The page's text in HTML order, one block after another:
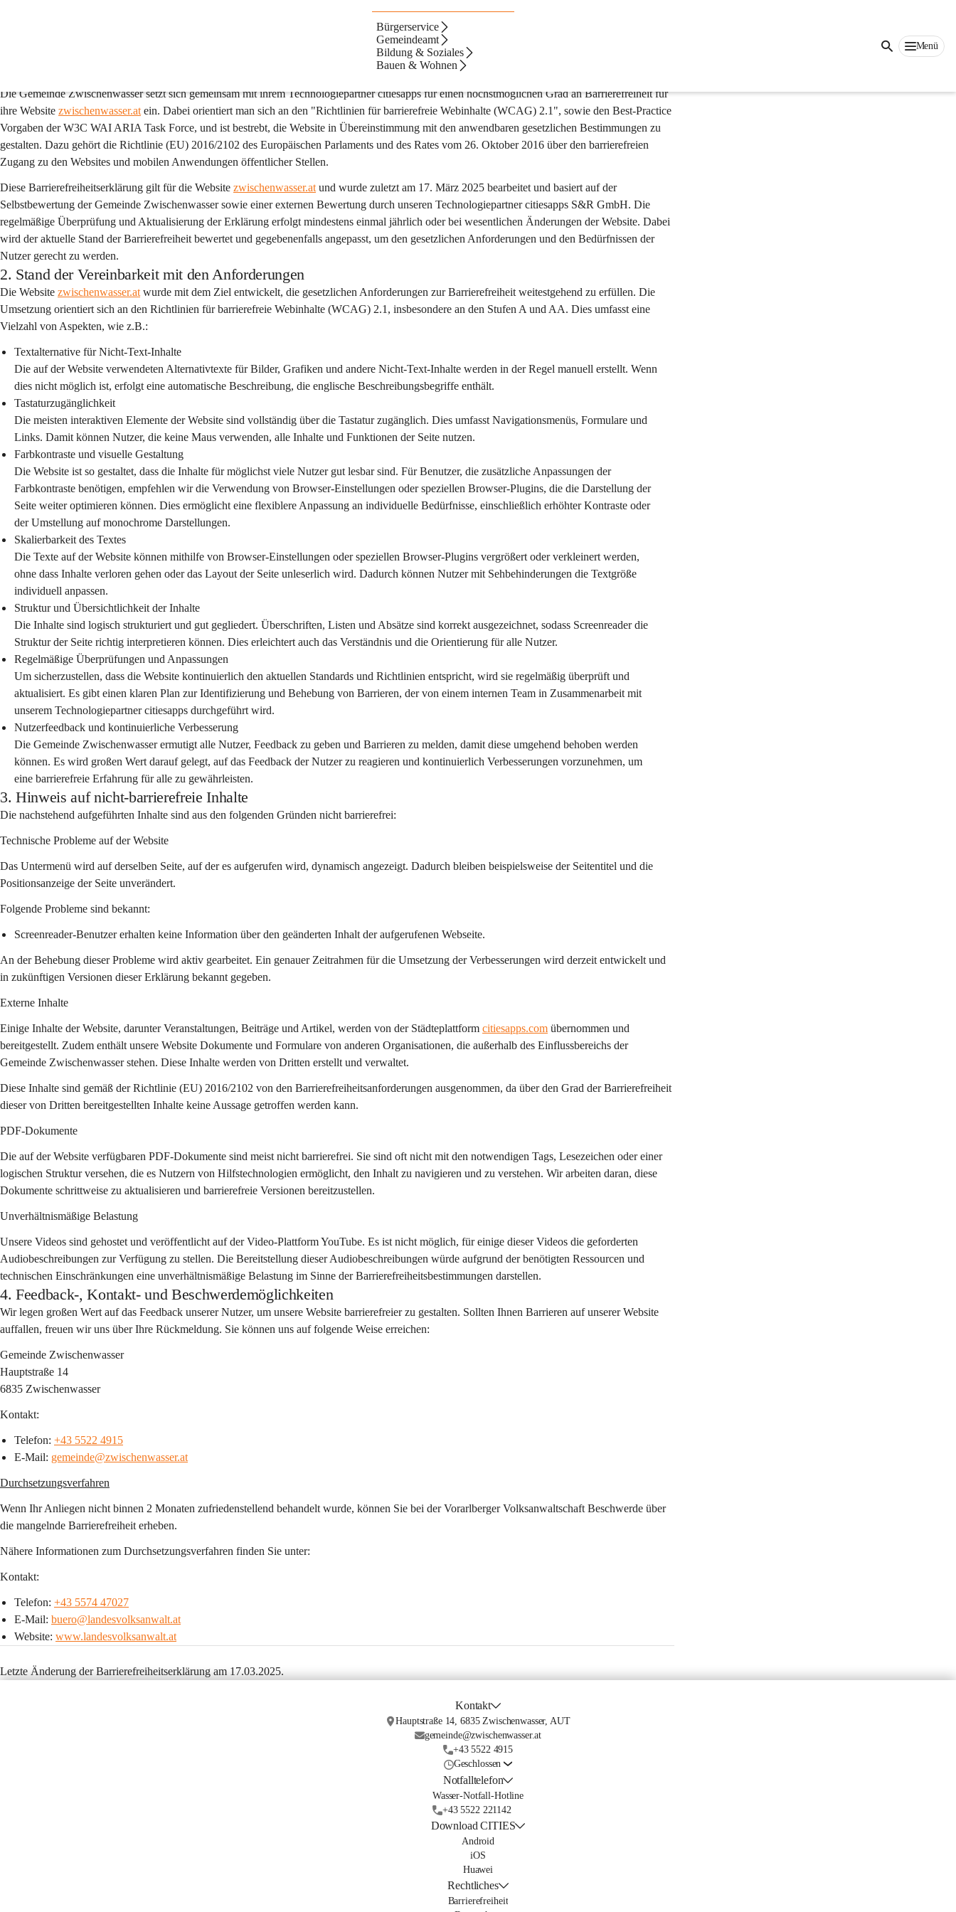
Bürgerservice
Gemeindeamt
Bildung & Soziales
Bauen & Wohnen
Menü
Die Gemeinde Zwischenwasser setzt sich gemeinsam mit ihrem Technologiepartner citiesapps für einen höchstmöglichen Grad an Barrierefreiheit für
ihre Website zwischenwasser.at ein. Dabei orientiert man sich an den "Richtlinien für barrierefreie Webinhalte (WCAG) 2.1", sowie den Best-Practice
Vorgaben der W3C WAI ARIA Task Force, und ist bestrebt, die Website in Übereinstimmung mit den anwendbaren gesetzlichen Bestimmungen zu
gestalten. Dazu gehört die Richtlinie (EU) 2016/2102 des Europäischen Parlaments und des Rates vom 26. Oktober 2016 über den barrierefreien
Zugang zu den Websites und mobilen Anwendungen öffentlicher Stellen.
Diese Barrierefreiheitserklärung gilt für die Website zwischenwasser.at und wurde zuletzt am 17. März 2025 bearbeitet und basiert auf der
Selbstbewertung der Gemeinde Zwischenwasser sowie einer externen Bewertung durch unseren Technologiepartner citiesapps S&R GmbH. Die
regelmäßige Überprüfung und Aktualisierung der Erklärung erfolgt mindestens einmal jährlich oder bei wesentlichen Änderungen der Website. Dabei
wird der aktuelle Stand der Barrierefreiheit bewertet und gegebenenfalls angepasst, um den gesetzlichen Anforderungen und den Bedürfnissen der
Nutzer gerecht zu werden.
2. Stand der Vereinbarkeit mit den Anforderungen
Die Website zwischenwasser.at wurde mit dem Ziel entwickelt, die gesetzlichen Anforderungen zur Barrierefreiheit weitestgehend zu erfüllen. Die
Umsetzung orientiert sich an den Richtlinien für barrierefreie Webinhalte (WCAG) 2.1, insbesondere an den Stufen A und AA. Dies umfasst eine
Vielzahl von Aspekten, wie z.B.:
Textalternative für Nicht-Text-Inhalte
Die auf der Website verwendeten Alternativtexte für Bilder, Grafiken und andere Nicht-Text-Inhalte werden in der Regel manuell erstellt. Wenn
dies nicht möglich ist, erfolgt eine automatische Beschreibung, die englische Beschreibungsbegriffe enthält.
Tastaturzugänglichkeit
Die meisten interaktiven Elemente der Website sind vollständig über die Tastatur zugänglich. Dies umfasst Navigationsmenüs, Formulare und
Links. Damit können Nutzer, die keine Maus verwenden, alle Inhalte und Funktionen der Seite nutzen.
Farbkontraste und visuelle Gestaltung
Die Website ist so gestaltet, dass die Inhalte für möglichst viele Nutzer gut lesbar sind. Für Benutzer, die zusätzliche Anpassungen der
Farbkontraste benötigen, empfehlen wir die Verwendung von Browser-Einstellungen oder speziellen Browser-Plugins, die die Darstellung der
Seite weiter optimieren können. Dies ermöglicht eine flexiblere Anpassung an individuelle Bedürfnisse, einschließlich erhöhter Kontraste oder
der Umstellung auf monochrome Darstellungen.
Skalierbarkeit des Textes
Die Texte auf der Website können mithilfe von Browser-Einstellungen oder speziellen Browser-Plugins vergrößert oder verkleinert werden,
ohne dass Inhalte verloren gehen oder das Layout der Seite unleserlich wird. Dadurch können Nutzer mit Sehbehinderungen die Textgröße
individuell anpassen.
Struktur und Übersichtlichkeit der Inhalte
Die Inhalte sind logisch strukturiert und gut gegliedert. Überschriften, Listen und Absätze sind korrekt ausgezeichnet, sodass Screenreader die
Struktur der Seite richtig interpretieren können. Dies erleichtert auch das Verständnis und die Orientierung für alle Nutzer.
Regelmäßige Überprüfungen und Anpassungen
Um sicherzustellen, dass die Website kontinuierlich den aktuellen Standards und Richtlinien entspricht, wird sie regelmäßig überprüft und
aktualisiert. Es gibt einen klaren Plan zur Identifizierung und Behebung von Barrieren, der von einem internen Team in Zusammenarbeit mit
unserem Technologiepartner citiesapps durchgeführt wird.
Nutzerfeedback und kontinuierliche Verbesserung
Die Gemeinde Zwischenwasser ermutigt alle Nutzer, Feedback zu geben und Barrieren zu melden, damit diese umgehend behoben werden
können. Es wird großen Wert darauf gelegt, auf das Feedback der Nutzer zu reagieren und kontinuierlich Verbesserungen vorzunehmen, um
eine barrierefreie Erfahrung für alle zu gewährleisten.
3. Hinweis auf nicht-barrierefreie Inhalte
Die nachstehend aufgeführten Inhalte sind aus den folgenden Gründen nicht barrierefrei:
Technische Probleme auf der Website
Das Untermenü wird auf derselben Seite, auf der es aufgerufen wird, dynamisch angezeigt. Dadurch bleiben beispielsweise der Seitentitel und die
Positionsanzeige der Seite unverändert.
Folgende Probleme sind bekannt:
Screenreader-Benutzer erhalten keine Information über den geänderten Inhalt der aufgerufenen Webseite.
An der Behebung dieser Probleme wird aktiv gearbeitet. Ein genauer Zeitrahmen für die Umsetzung der Verbesserungen wird derzeit entwickelt und
in zukünftigen Versionen dieser Erklärung bekannt gegeben.
Externe Inhalte
Einige Inhalte der Website, darunter Veranstaltungen, Beiträge und Artikel, werden von der Städteplattform citiesapps.com übernommen und
bereitgestellt. Zudem enthält unsere Website Dokumente und Formulare von anderen Organisationen, die außerhalb des Einflussbereichs der
Gemeinde Zwischenwasser stehen. Diese Inhalte werden von Dritten erstellt und verwaltet.
Diese Inhalte sind gemäß der Richtlinie (EU) 2016/2102 von den Barrierefreiheitsanforderungen ausgenommen, da über den Grad der Barrierefreiheit
dieser von Dritten bereitgestellten Inhalte keine Aussage getroffen werden kann.
PDF-Dokumente
Die auf der Website verfügbaren PDF-Dokumente sind meist nicht barrierefrei. Sie sind oft nicht mit den notwendigen Tags, Lesezeichen oder einer
logischen Struktur versehen, die es Nutzern von Hilfstechnologien ermöglicht, den Inhalt zu navigieren und zu verstehen. Wir arbeiten daran, diese
Dokumente schrittweise zu aktualisieren und barrierefreie Versionen bereitzustellen.
Unverhältnismäßige Belastung
Unsere Videos sind gehostet und veröffentlicht auf der Video-Plattform YouTube. Es ist nicht möglich, für einige dieser Videos die geforderten
Audiobeschreibungen zur Verfügung zu stellen. Die Bereitstellung dieser Audiobeschreibungen würde aufgrund der benötigten Ressourcen und
technischen Einschränkungen eine unverhältnismäßige Belastung im Sinne der Barrierefreiheitsbestimmungen darstellen.
4. Feedback-, Kontakt- und Beschwerdemöglichkeiten
Wir legen großen Wert auf das Feedback unserer Nutzer, um unsere Website barrierefreier zu gestalten. Sollten Ihnen Barrieren auf unserer Website
auffallen, freuen wir uns über Ihre Rückmeldung. Sie können uns auf folgende Weise erreichen:
Gemeinde Zwischenwasser
Hauptstraße 14
6835 Zwischenwasser
Kontakt:
Telefon: +43 5522 4915
E-Mail: gemeinde@zwischenwasser.at
Durchsetzungsverfahren
Wenn Ihr Anliegen nicht binnen 2 Monaten zufriedenstellend behandelt wurde, können Sie bei der Vorarlberger Volksanwaltschaft Beschwerde über
die mangelnde Barrierefreiheit erheben.
Nähere Informationen zum Durchsetzungsverfahren finden Sie unter:
Kontakt:
Telefon: +43 5574 47027
E-Mail: buero@landesvolksanwalt.at
Website: www.landesvolksanwalt.at
Letzte Änderung der Barrierefreiheitserklärung am 17.03.2025.
Kontakt
Hauptstraße 14, 6835 Zwischenwasser, AUT
gemeinde@zwischenwasser.at
+43 5522 4915
Geschlossen
Notfalltelefon
Wasser-Notfall-Hotline
+43 5522 221142
Download CITIES
Android
iOS
Huawei
Rechtliches
Barrierefreiheit